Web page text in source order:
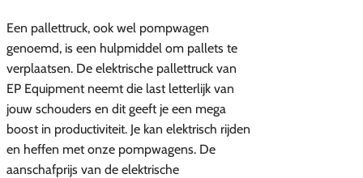
Een pallettruck, ook wel pompwagen
genoemd, is een hulpmiddel om pallets te
verplaatsen. De elektrische pallettruck van
EP Equipment neemt die last letterlijk van
jouw schouders en dit geeft je een mega
boost in productiviteit. Je kan elektrisch rijden
en heffen met onze pompwagens. De
aanschafprijs van de elektrische